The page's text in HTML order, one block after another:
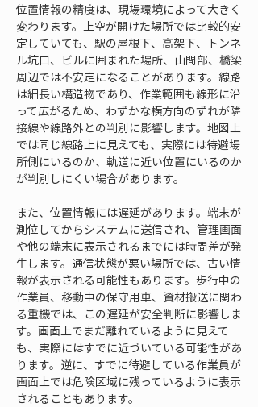
位置情報の精度は、現場環境によって大きく
変わります。上空が開けた場所では比較的安
定していても、駅の屋根下、高架下、トンネ
ル坑口、ビルに囲まれた場所、山間部、橋梁
周辺では不安定になることがあります。線路
は細長い構造物であり、作業範囲も線形に沿
って広がるため、わずかな横方向のずれが隣
接線や線路外との判別に影響します。地図上
では同じ線路上に見えても、実際には待避場
所側にいるのか、軌道に近い位置にいるのか
が判別しにくい場合があります。
また、位置情報には遅延があります。端末が
測位してからシステムに送信され、管理画面
や他の端末に表示されるまでには時間差が発
生します。通信状態が悪い場所では、古い情
報が表示される可能性もあります。歩行中の
作業員、移動中の保守用車、資材搬送に関わ
る重機では、この遅延が安全判断に影響しま
す。画面上でまだ離れているように見えて
も、実際にはすでに近づいている可能性があ
ります。逆に、すでに待避している作業員が
画面上では危険区域に残っているように表示
されることもあります。